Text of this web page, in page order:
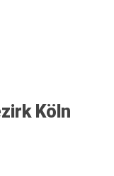
Köln